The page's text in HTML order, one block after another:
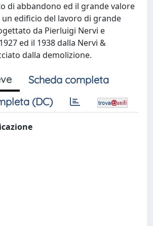
di abbandono ed il grande valore
edificio del lavoro di grande
da Pierluigi Nervi e
ed il 1938 dalla Nervi &
dalla demolizione.
Scheda completa
(DC)